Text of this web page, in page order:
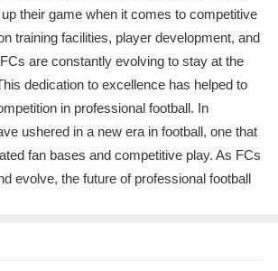
their game when it comes to competitive
training facilities, player development, and
are constantly evolving to stay at the
dedication to excellence has helped to
in professional football. In
ushered in a new era in football, one that
fan bases and competitive play. As FCs
evolve, the future of professional football